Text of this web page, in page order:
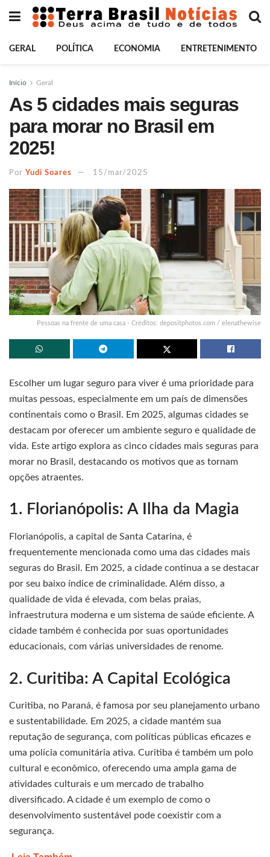
GERAL POLÍTICA ECONOMIA ENTRETENIMENTO
Início Geral
As 5 cidades mais seguras
para morar no Brasil em
2025!
Por Yudi Soares 15/mar/2025
Pessoas na frente de uma casa - Créditos: depositphotos.com / elenathewise
Escolher um lugar seguro para viver é uma prioridade para
muitas pessoas, especialmente em um país de dimensões
continentais como o Brasil. Em 2025, algumas cidades se
destacam por oferecer um ambiente seguro e qualidade de
vida. Este artigo explora as cinco cidades mais seguras para
morar no Brasil, destacando os motivos que as tornam
opções atraentes.
1. Florianópolis: A Ilha da Magia
Florianópolis, a capital de Santa Catarina, é
frequentemente mencionada como uma das cidades mais
seguras do Brasil. Em 2025, a cidade continua a se destacar
por seu baixo índice de criminalidade. Além disso, a
qualidade de vida é elevada, com belas praias,
infraestrutura moderna e um sistema de saúde eficiente. A
cidade também é conhecida por suas oportunidades
educacionais, com várias universidades de renome.
2. Curitiba: A Capital Ecológica
Curitiba, no Paraná, é famosa por seu planejamento urbano
e sustentabilidade. Em 2025, a cidade mantém sua
reputação de segurança, com políticas públicas eficazes e
uma polícia comunitária ativa. Curitiba é também um polo
cultural e econômico, oferecendo uma ampla gama de
atividades culturais e um mercado de trabalho
diversificado. A cidade é um exemplo de como o
desenvolvimento sustentável pode coexistir com a
segurança.